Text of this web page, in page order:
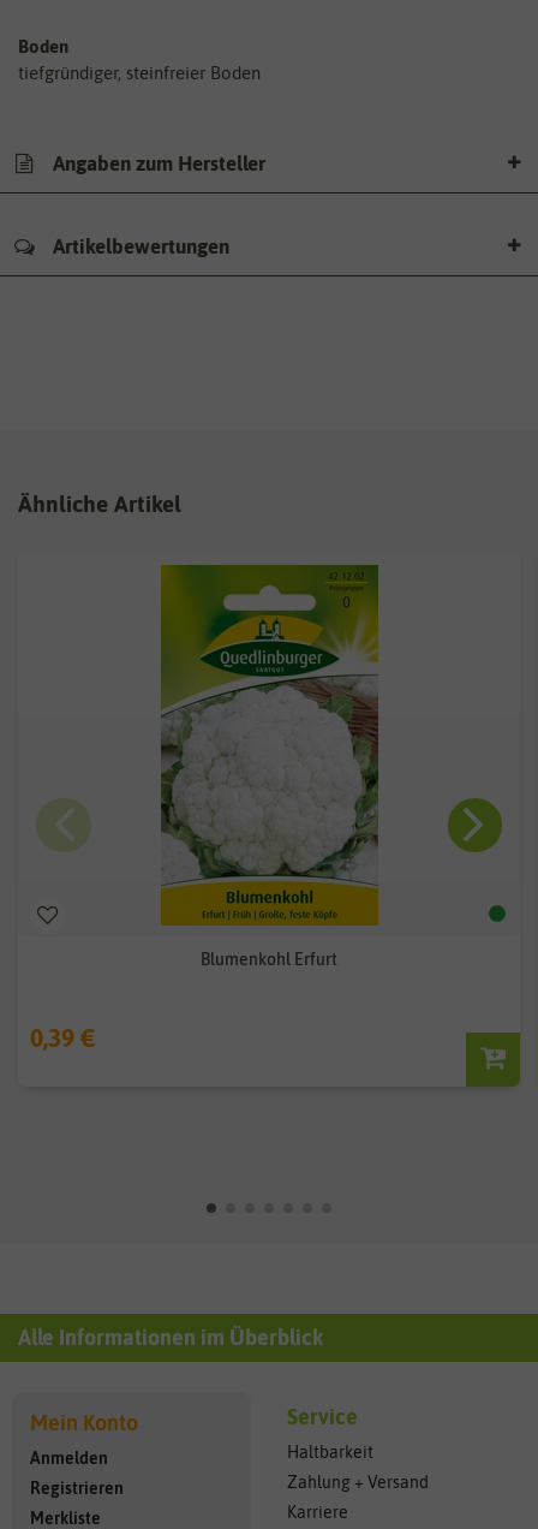
Boden
tiefgründiger, steinfreier Boden
Angaben zum Hersteller
Artikelbewertungen
Ähnliche Artikel
Blumenkohl Erfurt
0,39 €
Alle Informationen im Überblick
Mein Konto
Anmelden
Registrieren
Merkliste
Service
Haltbarkeit
Zahlung + Versand
Karriere